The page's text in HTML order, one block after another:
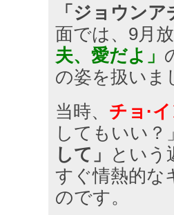
「ジョウンア
面では、9月
夫、愛だよ」
の姿を扱いま
当時、 チョ·
してもいい？
して」 という
すぐ情熱的な
のです。